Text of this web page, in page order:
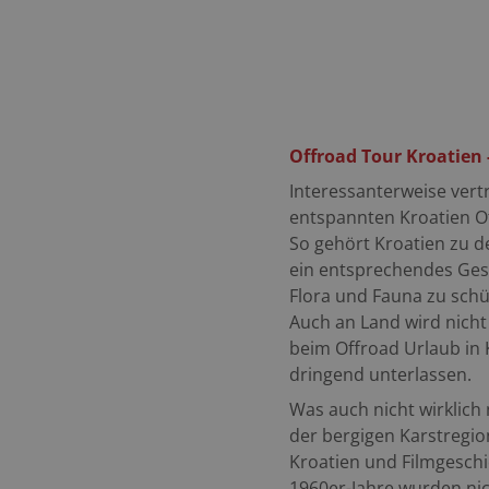
Offroad Tour Kroatien
Interessanterweise
entspannten Kroatien
So gehört Kroatien zu
ein entsprechendes
Flora und Fauna zu
Auch an Land wird
beim Offroad Urlaub in
dringend unterlassen.
Was auch nicht
der bergigen
Kroatien und